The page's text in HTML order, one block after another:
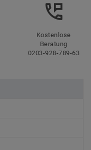
Kostenlose
Beratung
0203-928-789-63